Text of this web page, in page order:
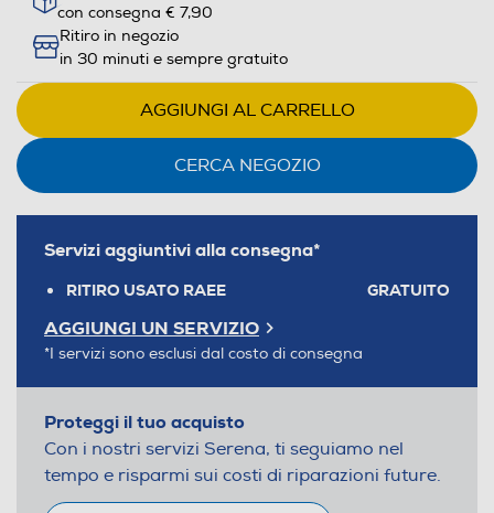
con consegna € 7,90
Ritiro in negozio
in 30 minuti e sempre gratuito
AGGIUNGI AL CARRELLO
CERCA NEGOZIO
Servizi aggiuntivi alla consegna*
RITIRO USATO RAEE GRATUITO
AGGIUNGI UN SERVIZIO
*I servizi sono esclusi dal costo di consegna
Proteggi il tuo acquisto
Con i nostri servizi Serena, ti seguiamo nel
tempo e risparmi sui costi di riparazioni future.